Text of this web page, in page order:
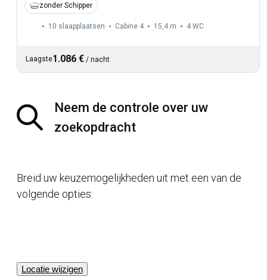
zonder Schipper
10 slaapplaatsen Cabine 4 15,4 m 4 WC
Laagste1.086 € / nacht
Neem de controle over uw
zoekopdracht
Breid uw keuzemogelijkheden uit met een van de
volgende opties:
Locatie wijzigen